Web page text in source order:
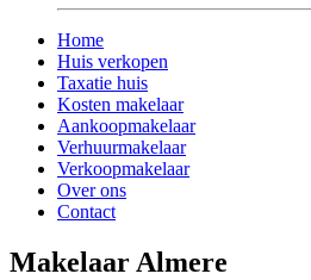
Home
Huis verkopen
Taxatie huis
Kosten makelaar
Aankoopmakelaar
Verhuurmakelaar
Verkoopmakelaar
Over ons
Contact
Makelaar Almere